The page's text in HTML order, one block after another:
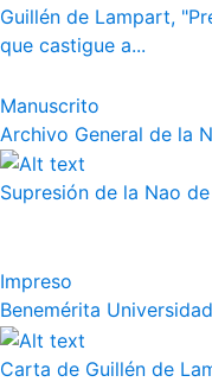
Guillén de Lampart,
que castigue a...
Manuscrito
Archivo General de la
Supresión de la Nao
Impreso
Benemérita
Carta de Guillén de